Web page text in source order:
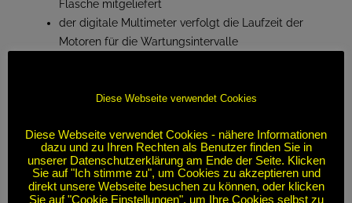
Flasche mitgeliefert
der digitale Multimeter verfolgt die Laufzeit der
Motoren für die Wartungsintervalle
Praktische Kurzanleitung zur Inbetriebnahme
AVR Elektronische Spannungs Regulierung
4 Räder integriert für einen einfachen Transport
Diese Webseite verwendet Cookies
Diese Webseite verwendet Cookies - nähere Informationen
dazu und zu Ihren Rechten als Benutzer finden Sie in
unserer Datenschutzerklärung am Ende der Seite. Klicken
Sie auf "Ich stimme zu", um Cookies zu akzeptieren und
direkt unsere Webseite besuchen zu können, oder klicken
Sie auf "Cookie Einstellungen", um Ihre Cookies selbst zu